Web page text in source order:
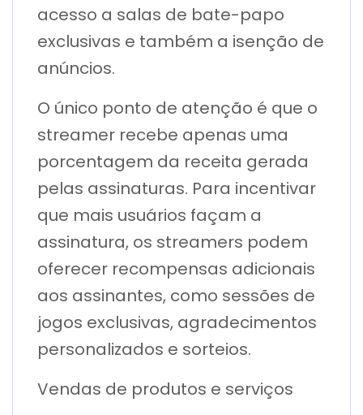
acesso a salas de bate-papo
exclusivas e também a isenção de
anúncios.
O único ponto de atenção é que o
streamer recebe apenas uma
porcentagem da receita gerada
pelas assinaturas. Para incentivar
que mais usuários façam a
assinatura, os streamers podem
oferecer recompensas adicionais
aos assinantes, como sessões de
jogos exclusivas, agradecimentos
personalizados e sorteios.
Vendas de produtos e serviços